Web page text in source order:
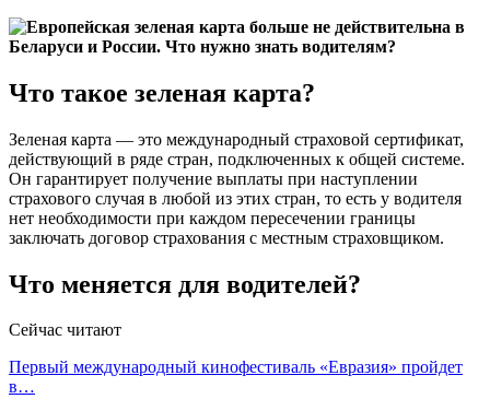
Что такое зеленая карта?
Зеленая карта — это международный страховой сертификат,
действующий в ряде стран, подключенных к общей системе.
Он гарантирует получение выплаты при наступлении
страхового случая в любой из этих стран, то есть у водителя
нет необходимости при каждом пересечении границы
заключать договор страхования с местным страховщиком.
Что меняется для водителей?
Сейчас читают
Первый международный кинофестиваль «Евразия» пройдет
в…